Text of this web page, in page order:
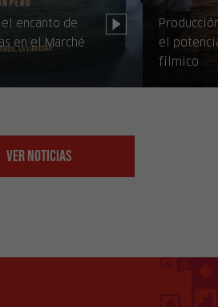
encanto de
en el Marché
el
fílmico
Ver Noticias